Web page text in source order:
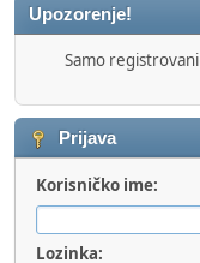
Upozorenje!
Samo
Prijava
Korisničko ime:
Lozinka: